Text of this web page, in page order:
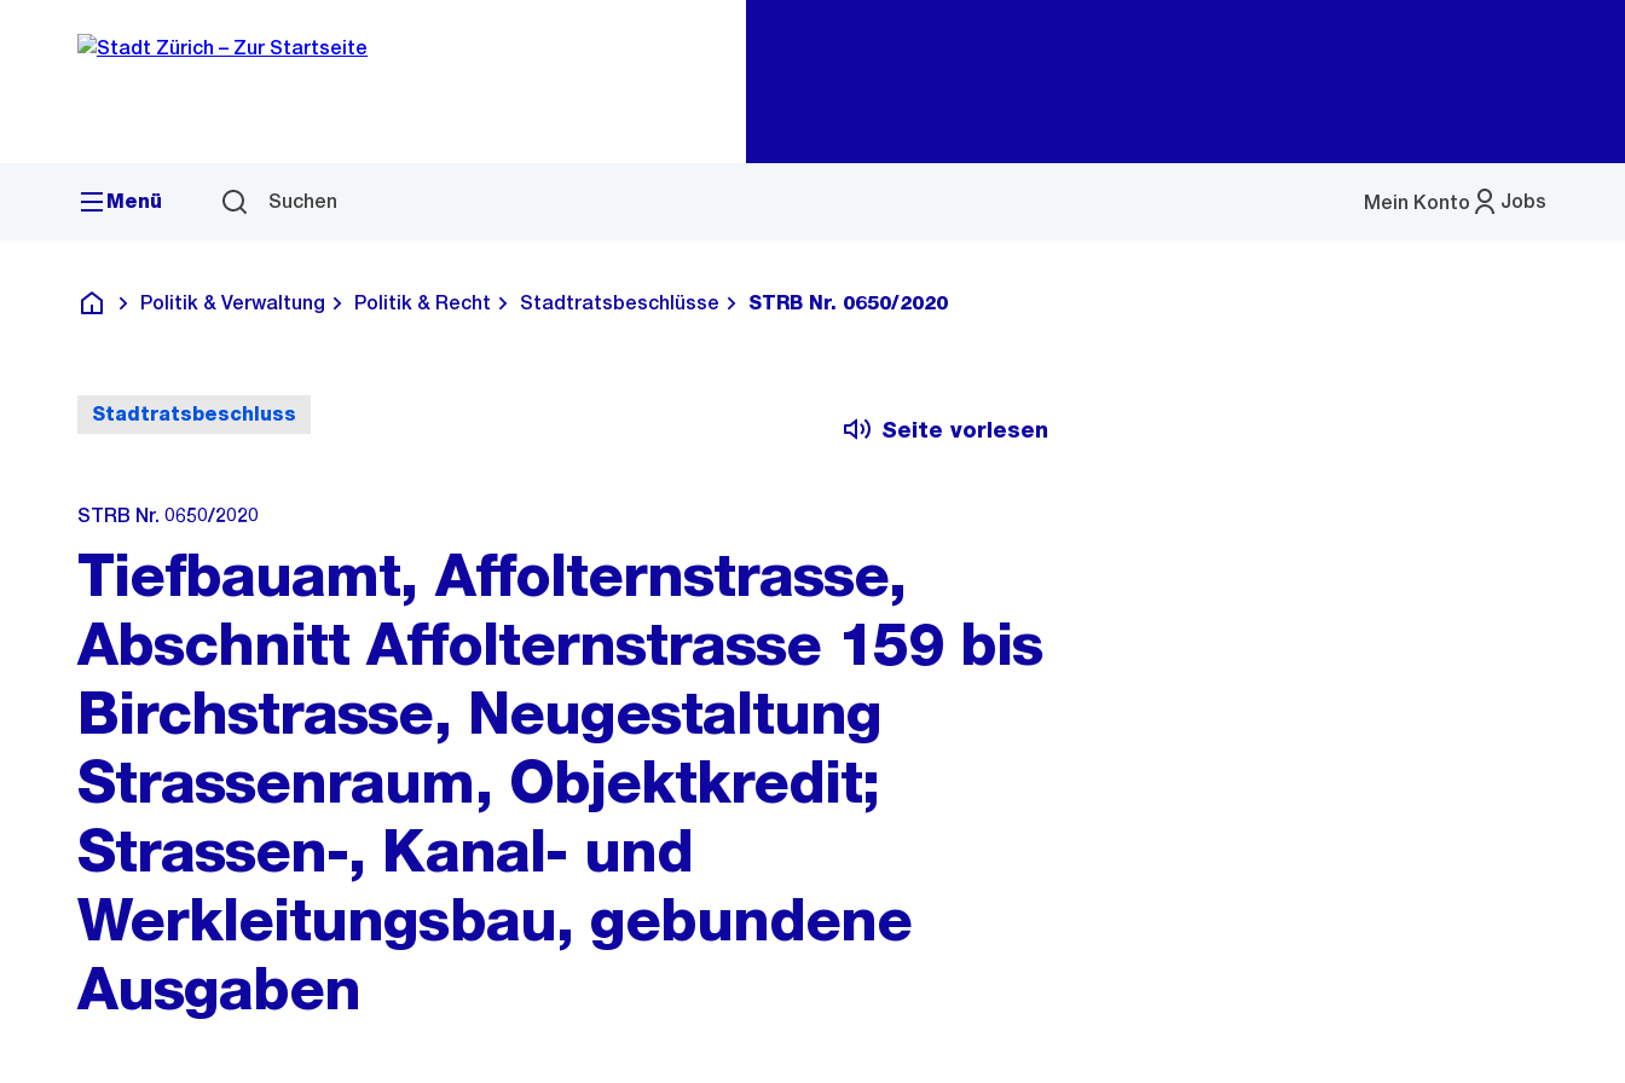
Navigation
Sprunglink
Menü Suchen Jobs
Mein Konto
Menü
Deutsch
Politik & Verwaltung Politik & Recht Stadtratsbeschlüsse STRB Nr. 0650/2020
Stadtratsbeschluss
Seite vorlesen
STRB Nr. 0650/2020
Tiefbauamt, Affolternstrasse,
Abschnitt Affolternstrasse 159 bis
Birchstrasse, Neugestaltung
Strassenraum, Objektkredit;
Strassen-, Kanal- und
Werkleitungsbau, gebundene
Ausgaben